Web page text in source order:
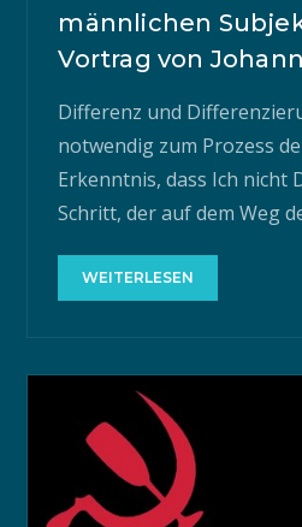
männlichen
Vortrag von
Differenz und
notwendig zum Prozess
Erkenntnis, dass Ich nicht
Schritt, der auf dem Weg
WEITERLESEN